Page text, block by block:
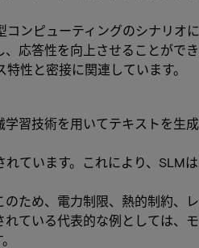
ンピューティングのシナリオ
応答性を向上させることがで
性と密接に関連しています。
学習技術を用いてテキストを生
ています。これにより、SLM
ため、電力制限、熱的制約、
ている代表的な例としては、